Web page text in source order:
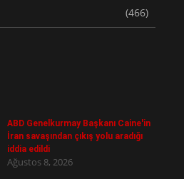
(466)
ABD Genelkurmay Başkanı Caine'in
İran savaşından çıkış yolu aradığı
iddia edildi
Ağustos 8, 2026